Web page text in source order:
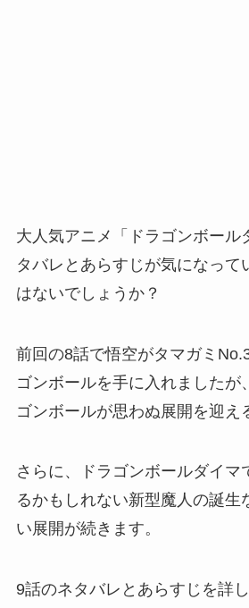
大人気アニメ「ドラゴンボール
タバレとあらすじが気になって
はないでしょうか？
前回の8話で悟空がタマガミ
ゴンボールを手に入れましたが
ゴンボールが思わぬ展開を迎え
さらに、ドラゴンボールダイマ
るかもしれない新型魔人の誕生
い展開が続きます。
9話のネタバレとあらすじを詳